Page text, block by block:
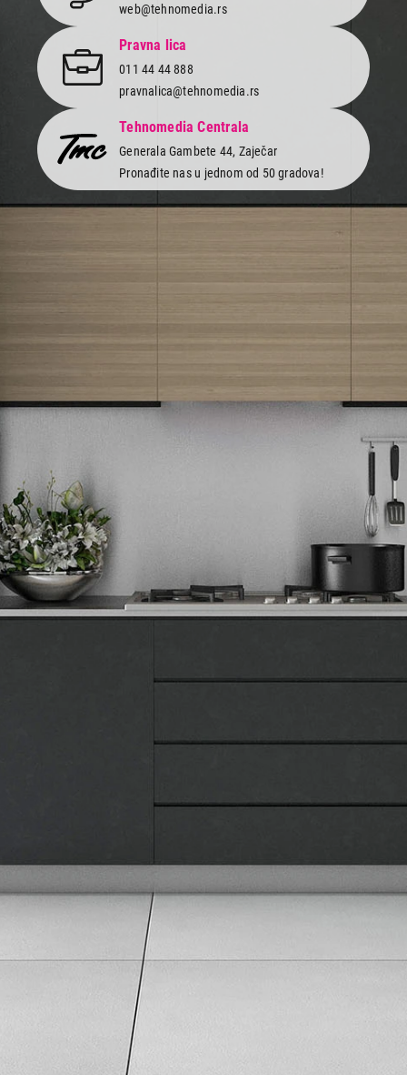
web@tehnomedia.rs
Pravna lica
011 44 44 888
pravnalica@tehnomedia.rs
Tehnomedia Centrala
Generala Gambete 44, Zaječar
Pronađite nas u jednom od 50 gradova!
Tehnomedia
O nama
Naše prodavnice
Korisnički servis
Reklamacije i servis
Pratite nas na društvenim mrežama
Prijavite se na naš newsletter i primajte preko emaila specijalne i